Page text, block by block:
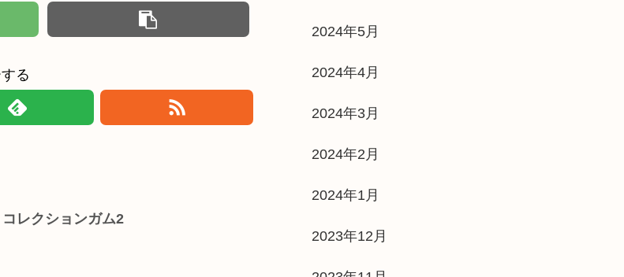
る
レクションガム2
2024年5月
2024年4月
2024年3月
2024年2月
2024年1月
2023年12月